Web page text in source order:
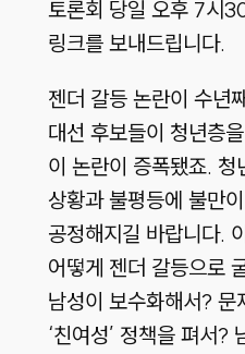
토론회 당일 오후 7시
링크를 보내드립니다.
젠더 갈등 논란이 수년
대선 후보들이 청년층
이 논란이 증폭됐죠. 청
상황과 불평등에 불만
공정해지길 바랍니다.
어떻게 젠더 갈등으로
남성이 보수화해서? 문
‘친여성’ 정책을 펴서?